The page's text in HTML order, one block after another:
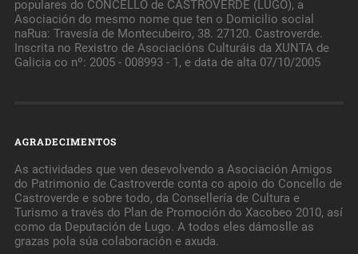
populares do CONCELLO de CASTROVERDE (LUGO), a
Asociación do mesmo nome que ten o Domicilio social
naRua: Travesía de Montecubeiro, 38. 27120. Castroverde.
Inscrita no Rexistro de Asociacións Culturáis da XUNTA de
Galicia co nº: 2005 - 008993 - 1, e data de alta 07/10/2005
AGRADECIMENTOS
As actividades que ven desevolvendo a Asociación Amigos
do Patrimonio de Castroverde conta co apoio do Concello de
Castroverde e sobre todo, da Consellería de Cultura e
Turismo a través do Plan de Promoción do Xacobeo 2010, así
como da Deputación de Lugo. A todos eles dámoslle as
grazas pola súa colaboración e axuda.